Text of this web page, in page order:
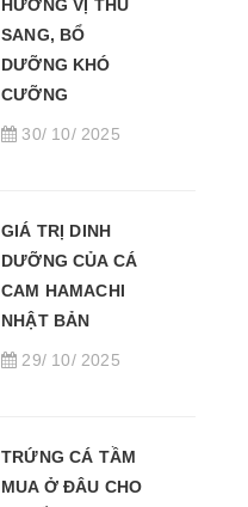
HƯƠNG VỊ THU
SANG, BỔ
DƯỠNG KHÓ
CƯỠNG
30/ 10/ 2025
GIÁ TRỊ DINH
DƯỠNG CỦA CÁ
CAM HAMACHI
NHẬT BẢN
29/ 10/ 2025
TRỨNG CÁ TẦM
MUA Ở ĐÂU CHO